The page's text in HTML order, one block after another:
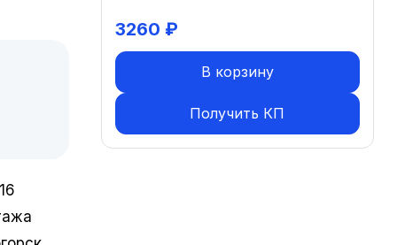
3260 ₽
В корзину
Получить КП